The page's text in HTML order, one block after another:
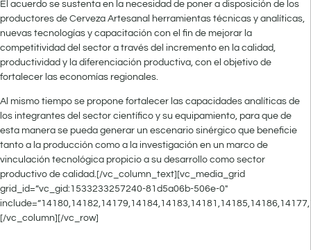
El acuerdo se sustenta en la necesidad de poner a disposición de los
productores de Cerveza Artesanal herramientas técnicas y analíticas,
nuevas tecnologías y capacitación con el fin de mejorar la
competitividad del sector a través del incremento en la calidad,
productividad y la diferenciación productiva, con el objetivo de
fortalecer las economías regionales.
Al mismo tiempo se propone fortalecer las capacidades analíticas de
los integrantes del sector científico y su equipamiento, para que de
esta manera se pueda generar un escenario sinérgico que beneficie
tanto a la producción como a la investigación en un marco de
vinculación tecnológica propicio a su desarrollo como sector
productivo de calidad.[/vc_column_text][vc_media_grid
grid_id=”vc_gid:1533233257240-81d5a06b-506e-0″
[/vc_column][/vc_row]